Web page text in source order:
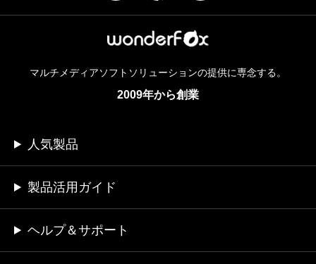
マルチメディアソフトソリューションの提供に専念する。
2009年から創業
人気製品
製品活用ガイド
ヘルプ＆サポート